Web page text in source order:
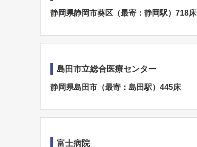
静岡県静岡市葵区（最寄：静岡駅）718床
島田市立総合医療センター
静岡県島田市（最寄：島田駅）445床
富士病院